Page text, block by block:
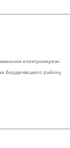
електромережі.
Бердичівського району.